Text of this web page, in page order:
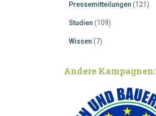
Pressemitteilungen (121)
Studien (109)
Wissen (7)
Andere Kampagnen: